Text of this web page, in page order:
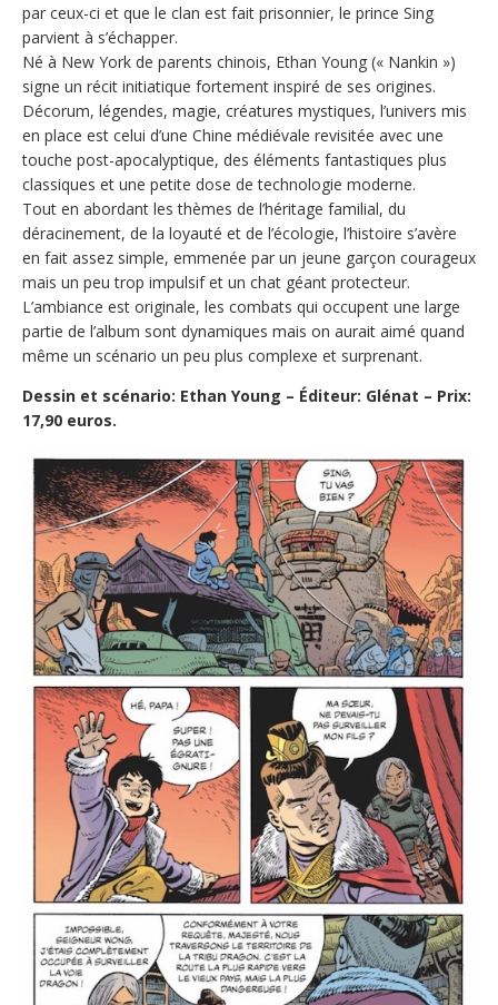
par ceux-ci et que le clan est fait prisonnier, le prince Sing
parvient à s’échapper.
Né à New York de parents chinois, Ethan Young (« Nankin »)
signe un récit initiatique fortement inspiré de ses origines.
Décorum, légendes, magie, créatures mystiques, l’univers mis
en place est celui d’une Chine médiévale revisitée avec une
touche post-apocalyptique, des éléments fantastiques plus
classiques et une petite dose de technologie moderne.
Tout en abordant les thèmes de l’héritage familial, du
déracinement, de la loyauté et de l’écologie, l’histoire s’avère
en fait assez simple, emmenée par un jeune garçon courageux
mais un peu trop impulsif et un chat géant protecteur.
L’ambiance est originale, les combats qui occupent une large
partie de l’album sont dynamiques mais on aurait aimé quand
même un scénario un peu plus complexe et surprenant.
Dessin et scénario: Ethan Young – Éditeur: Glénat – Prix:
17,90 euros.